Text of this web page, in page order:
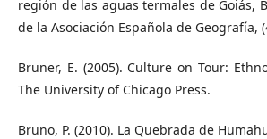
región de las aguas termales de Goiás,
de la Asociación Española de Geografía,
Bruner, E. (2005). Culture on Tour:
The University of Chicago Press.
Bruno, P. (2010). La Quebrada de